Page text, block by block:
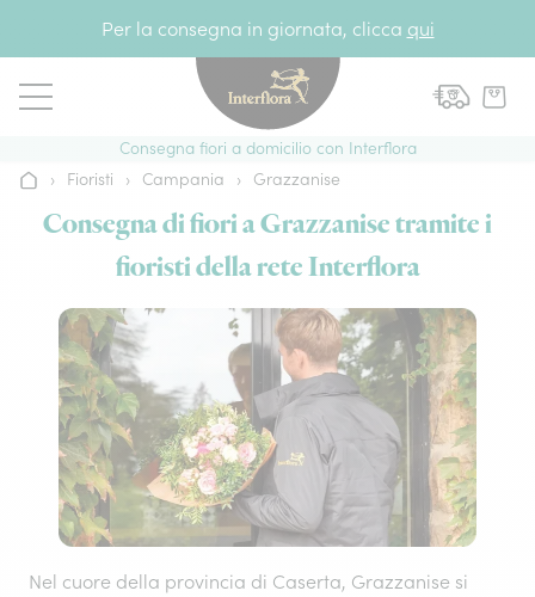
Per la consegna in giornata, clicca qui
Consegna fiori a domicilio con Interflora
Home› Fioristi › Campania › Grazzanise
Consegna di fiori a Grazzanise tramite i
fioristi della rete Interflora
Nel cuore della provincia di Caserta, Grazzanise si